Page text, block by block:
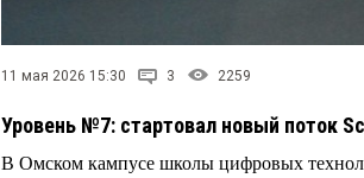
11 мая 2026 15:30 3 2259
Уровень №7: стартовал новый поток
В Омском кампусе школы цифровых